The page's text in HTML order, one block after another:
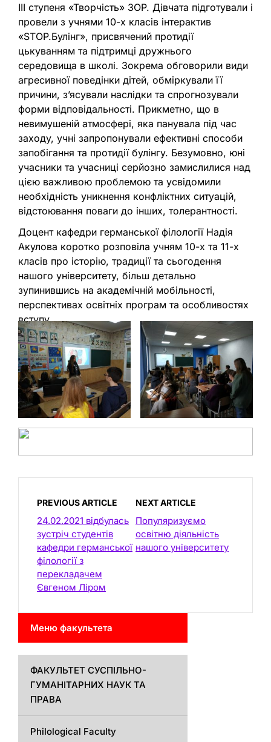
ІІІ ступеня «Творчість» ЗОР. Дівчата підготували і
провели з учнями 10-х класів інтерактив
«STOP.Булінг», присвячений протидії
цькуванням та підтримці дружнього
середовища в школі. Зокрема обговорили види
агресивної поведінки дітей, обміркували її
причини, з’ясували наслідки та спрогнозували
форми відповідальності. Прикметно, що в
невимушеній атмосфері, яка панувала під час
заходу, учні запропонували ефективні способи
запобігання та протидії булінгу. Безумовно, юні
учасники та учасниці серйозно замислилися над
цією важливою проблемою та усвідомили
необхідність уникнення конфліктних ситуацій,
відстоювання поваги до інших, толерантності.
Доцент кафедри германської філології Надія
Акулова коротко розповіла учням 10-х та 11-х
класів про історію, традиції та сьогодення
нашого університету, більш детально
зупинившись на академічній мобільності,
перспективах освітніх програм та особливостях
вступу.
PREVIOUS ARTICLE
24.02.2021 відбулась
зустріч студентів
кафедри германської
філології з
перекладачем
Євгеном Ліром
NEXT ARTICLE
Популяризуємо
освітню діяльність
нашого університету
Меню факультета
ФАКУЛЬТЕТ СУСПІЛЬНО-
ГУМАНІТАРНИХ НАУК ТА
ПРАВА
Philological Faculty